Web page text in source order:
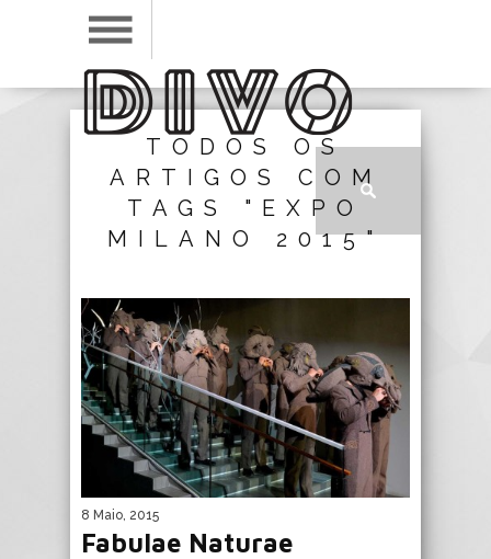
TODOS OS
ARTIGOS COM
TAGS "EXPO
MILANO 2015"
8 Maio, 2015
Fabulae Naturae